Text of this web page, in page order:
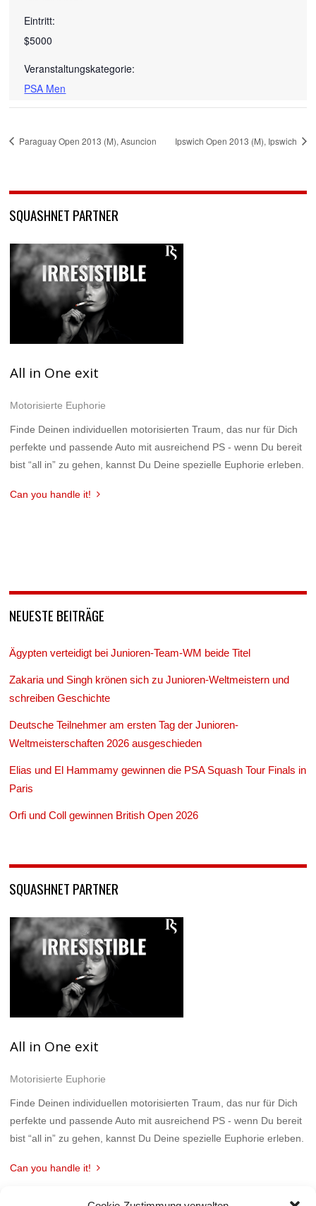
Eintritt:
$5000
Veranstaltungskategorie:
PSA Men
Paraguay Open 2013 (M), Asuncion Ipswich Open 2013 (M), Ipswich
SQUASHNET PARTNER
All in One exit
Motorisierte Euphorie
Finde Deinen individuellen motorisierten Traum, das nur für Dich
perfekte und passende Auto mit ausreichend PS - wenn Du bereit
bist “all in” zu gehen, kannst Du Deine spezielle Euphorie erleben.
Can you handle it!
NEUESTE BEITRÄGE
Ägypten verteidigt bei Junioren-Team-WM beide Titel
Zakaria und Singh krönen sich zu Junioren-Weltmeistern und
schreiben Geschichte
Deutsche Teilnehmer am ersten Tag der Junioren-
Weltmeisterschaften 2026 ausgeschieden
Elias und El Hammamy gewinnen die PSA Squash Tour Finals in
Paris
Orfi und Coll gewinnen British Open 2026
SQUASHNET PARTNER
All in One exit
Motorisierte Euphorie
Finde Deinen individuellen motorisierten Traum, das nur für Dich
perfekte und passende Auto mit ausreichend PS - wenn Du bereit
bist “all in” zu gehen, kannst Du Deine spezielle Euphorie erleben.
Can you handle it!